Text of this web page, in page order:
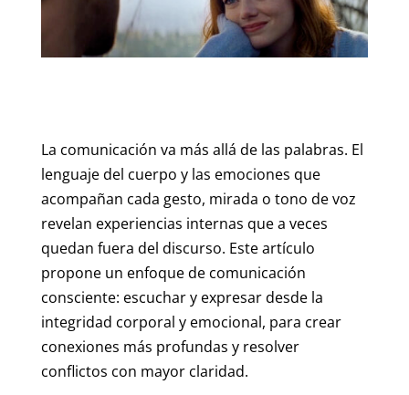
La comunicación va más allá de las palabras. El
lenguaje del cuerpo y las emociones que
acompañan cada gesto, mirada o tono de voz
revelan experiencias internas que a veces
quedan fuera del discurso. Este artículo
propone un enfoque de comunicación
consciente: escuchar y expresar desde la
integridad corporal y emocional, para crear
conexiones más profundas y resolver
conflictos con mayor claridad.